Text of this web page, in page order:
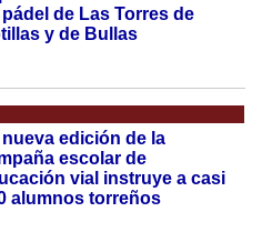
de Las Torres de
y de Bullas
nueva edición de la
escolar de
vial instruye a casi
alumnos torreños